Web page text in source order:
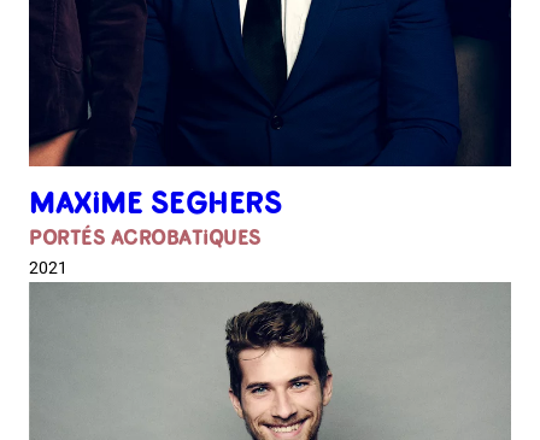
MAXIME SEGHERS
PORTÉS ACROBATIQUES
2021